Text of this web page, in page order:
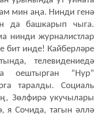
мин аңа. Нинди генә
да башкарып чыга.
нинди журналистлар
бит инде! Кайберләре
телевидениедә
оештырган “Нур”
таралды. Социаль
Зөлфирә укучылары
я Сочида, тагын әллә